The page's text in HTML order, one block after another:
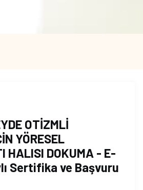
OTİZMLİ
YÖRESEL
HALISI DOKUMA - E-
Sertifika ve Başvuru